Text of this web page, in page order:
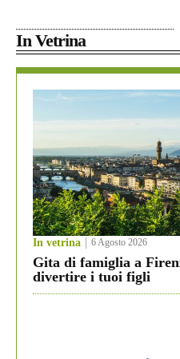
In Vetrina
In vetrina 6 Agosto 2026
Gita di famiglia a
divertire i tuoi figli